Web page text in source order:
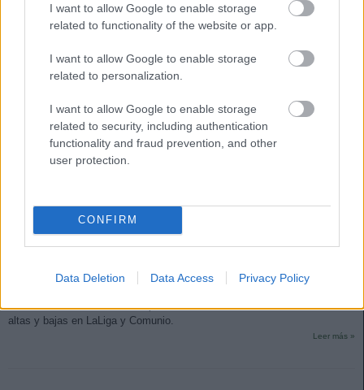
I want to allow Google to enable storage
related to functionality of the website or app.
I want to allow Google to enable storage
related to personalization.
I want to allow Google to enable storage
related to security, including authentication
functionality and fraud prevention, and other
user protection.
CONFIRM
Data Deletion Data Access Privacy Policy
LIVE: cierre mercado de fichajes invierno (2021)
1 de febrero. En esta entrada podéis encontrar las últimas noticias sobre
altas y bajas en LaLiga y Comunio.
Leer más »